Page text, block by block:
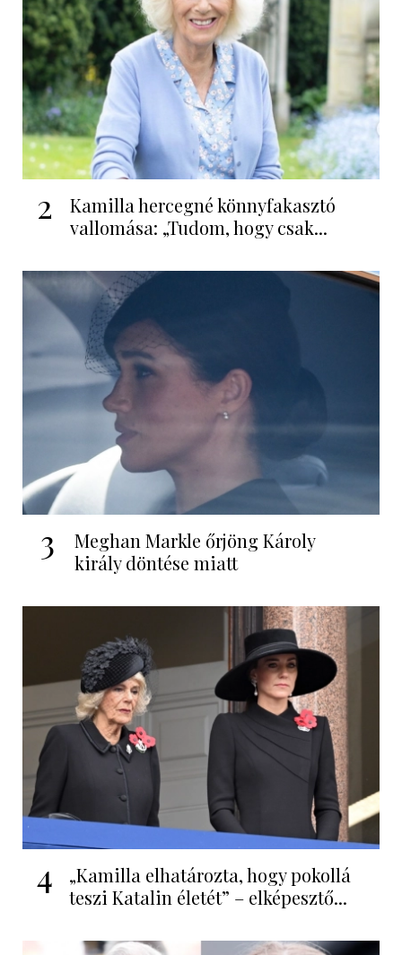
2
Kamilla hercegné könnyfakasztó
vallomása: „Tudom, hogy csak...
3
Meghan Markle őrjöng Károly
király döntése miatt
4
„Kamilla elhatározta, hogy pokollá
teszi Katalin életét” – elképesztő...